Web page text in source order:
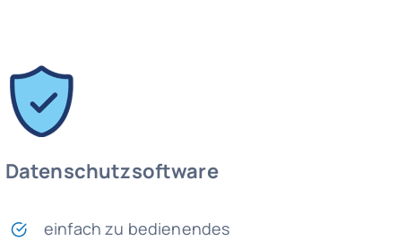
Datenschutzsoftware
einfach zu bedienendes